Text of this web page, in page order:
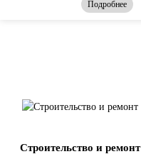
Подробнее
Строительство и ремонт